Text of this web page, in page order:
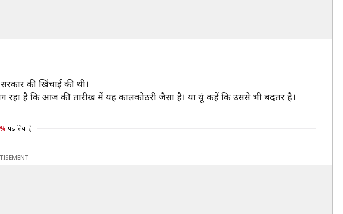
की खिंचाई की थी।
रहा है कि आज की तारीख में यह कालकोठरी जैसा है। या यूं कहें कि उससे भी बदतर है।
पढ़ लिया है